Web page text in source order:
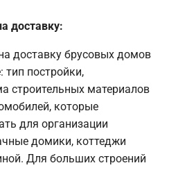
доставку:
доставку брусовых домов
тип постройки,
строительных материалов
которые
для организации
домики, коттеджи
Для больших строений